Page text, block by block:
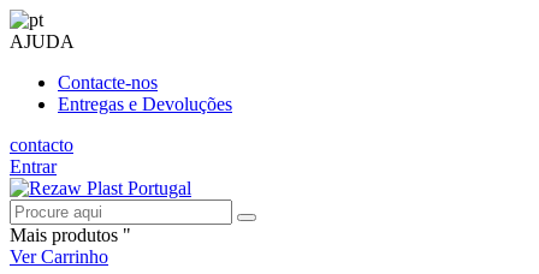
AJUDA
Contacte-nos
Entregas e Devoluções
contacto
Entrar
Mais produtos "
Ver Carrinho